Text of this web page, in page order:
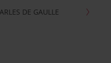
DE GAULLE